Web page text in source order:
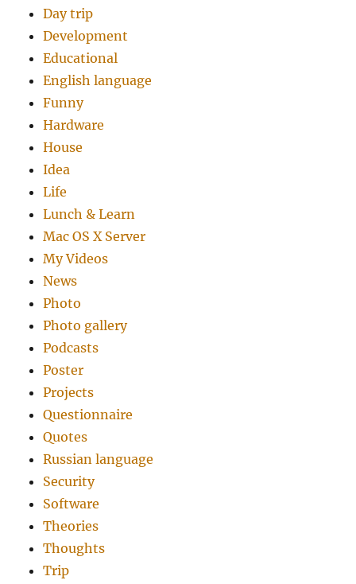
Day trip
Development
Educational
English language
Funny
Hardware
House
Idea
Life
Lunch & Learn
Mac OS X Server
My Videos
News
Photo
Photo gallery
Podcasts
Poster
Projects
Questionnaire
Quotes
Russian language
Security
Software
Theories
Thoughts
Trip